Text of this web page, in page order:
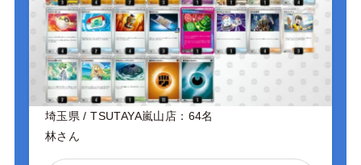
埼玉県 / TSUTAYA嵐山店：64名
林さん